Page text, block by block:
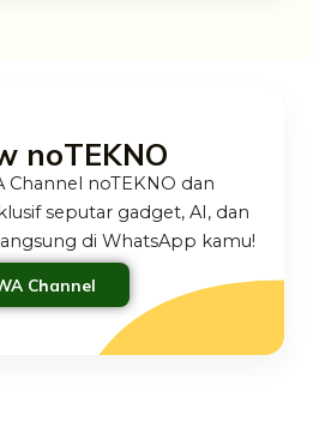
noTEKNO
Channel noTEKNO dan
seputar gadget, AI, dan
di WhatsApp kamu!
Channel